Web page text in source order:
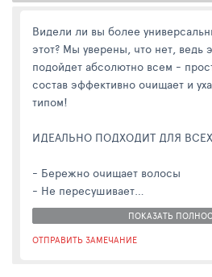
Видели ли вы более
этот? Мы уверены, что нет, ведь
подойдет абсолютно всем -
состав эффективно очищает и
типом!
ИДЕАЛЬНО ПОДХОДИТ ДЛЯ
- Бережно очищает волосы
- Не пересушивает
- Сохраняет природный блеск и
- Восстанавливает естественный
увлажненности кутикулы
ПОКАЗАТЬ
ОТПРАВИТЬ ЗАМЕЧАНИЕ